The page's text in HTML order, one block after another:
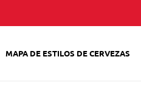
MAPA DE ESTILOS DE CERVEZAS